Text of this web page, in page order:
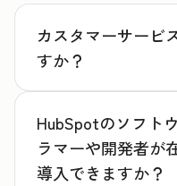
カスタマーサービ
すか？
HubSpotのソフト
ラマーや開発者が
導入できますか？